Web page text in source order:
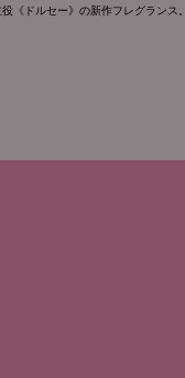
《ドルセー》の新作フレグランス。